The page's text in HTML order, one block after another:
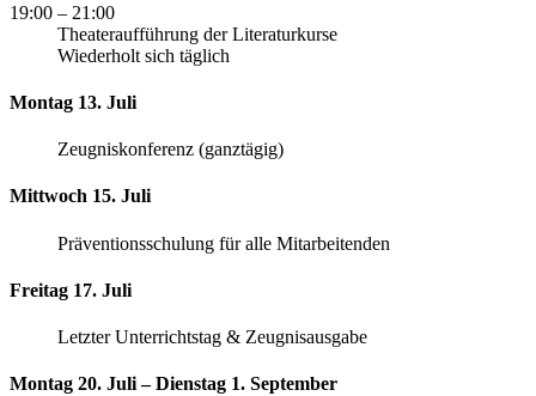
19:00 – 21:00
Theateraufführung der Literaturkurse
Wiederholt sich täglich
Montag 13. Juli
Zeugniskonferenz (ganztägig)
Mittwoch 15. Juli
Präventionsschulung für alle Mitarbeitenden
Freitag 17. Juli
Letzter Unterrichtstag & Zeugnisausgabe
Montag 20. Juli – Dienstag 1. September